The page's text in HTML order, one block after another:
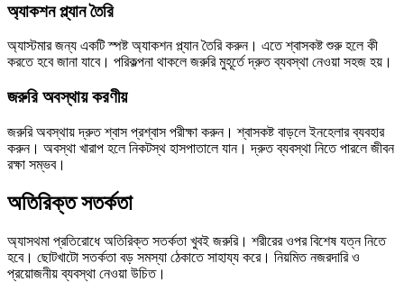
অ্যাকশন প্ল্যান তৈরি
অ্যাস্টমার জন্য একটি স্পষ্ট অ্যাকশন প্ল্যান তৈরি করুন। এতে শ্বাসকষ্ট শুরু হলে কী
করতে হবে জানা যাবে। পরিকল্পনা থাকলে জরুরি মুহূর্তে দ্রুত ব্যবস্থা নেওয়া সহজ হয়।
জরুরি অবস্থায় করণীয়
জরুরি অবস্থায় দ্রুত শ্বাস প্রশ্বাস পরীক্ষা করুন। শ্বাসকষ্ট বাড়লে ইনহেলার ব্যবহার
করুন। অবস্থা খারাপ হলে নিকটস্থ হাসপাতালে যান। দ্রুত ব্যবস্থা নিতে পারলে জীবন
রক্ষা সম্ভব।
অতিরিক্ত সতর্কতা
অ্যাসথমা প্রতিরোধে অতিরিক্ত সতর্কতা খুবই জরুরি। শরীরের ওপর বিশেষ যত্ন নিতে
হবে। ছোটখাটো সতর্কতা বড় সমস্যা ঠেকাতে সাহায্য করে। নিয়মিত নজরদারি ও
প্রয়োজনীয় ব্যবস্থা নেওয়া উচিত।